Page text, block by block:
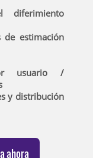
diferimiento
de estimación
usuario /
y distribución
ahora